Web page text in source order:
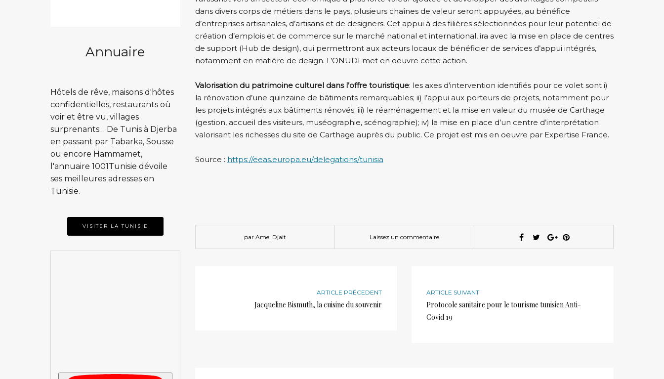
Annuaire
Hôtels de rêve, maisons d'hôtes
confidentielles, restaurants où
voir et être vu, villages
surprenants… De Tunis à Djerba
en passant par Tabarka, Sousse
ou encore Hammamet,
l'annuaire 1001Tunisie dévoile
ses meilleures adresses en
Tunisie.
VISITER LA TUNISIE
dans divers corps de métiers dans le pays, plusieurs chaînes de valeur seront appuyées, au bénéfice
d’entreprises artisanales, d’artisans et de designers. Cet appui à des filières sélectionnées pour leur potentiel de
création d’emplois et de commerce sur le marché national et international, ira avec la mise en place de centres
de support (Hub de design), qui permettront aux acteurs locaux de bénéficier de services d’appui intégrés,
notamment en matière de design. L’ONUDI met en oeuvre cette action.
Valorisation du patrimoine culturel dans l’offre touristique: les axes d’intervention identifiés pour ce volet sont i)
la rénovation d’une quinzaine de bâtiments remarquables; ii) l’appui aux porteurs de projets, notamment pour
les projets intégrés aux bâtiments rénovés; iii) le réaménagement et la mise en valeur du musée de Carthage
(gestion, accueil des visiteurs, muséographie, scénographie); iv) la mise en place d’un centre d’interprétation
valorisant les richesses du site de Carthage auprès du public. Ce projet est mis en oeuvre par Expertise France.
Source : https://eeas.europa.eu/delegations/tunisia
par Amel Djait Laissez un commentaire
ARTICLE PRÉCEDENT
Jacqueline Bismuth, la cuisine du souvenir
ARTICLE SUIVANT
Protocole sanitaire pour le tourisme tunisien Anti-
Covid 19